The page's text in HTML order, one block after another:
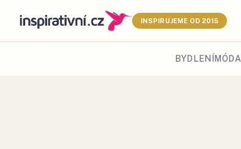
INSPIRUJEME OD 2015
BYDLENÍ MÓDA